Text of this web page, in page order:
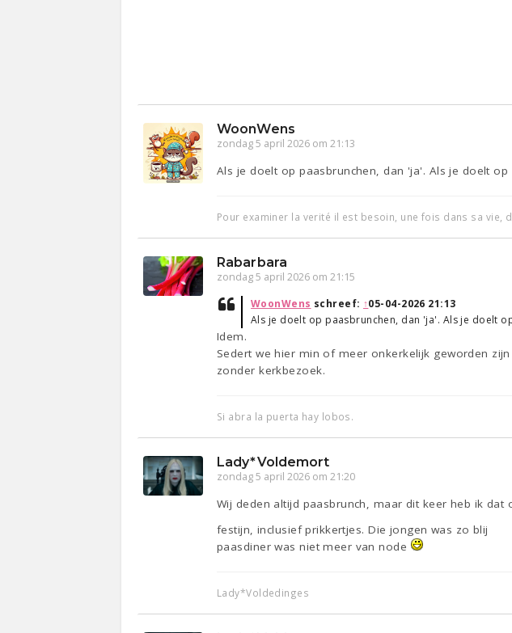
WoonWens
zondag 5 april 2026 om 21:13
Als je doelt op paasbrunchen, dan 'ja'. Als je doelt
Pour examiner la verité il est besoin, une fois dans sa
Rabarbara
zondag 5 april 2026 om 21:15
WoonWens schreef: ↑05-04-2026 21:13
Als je doelt op paasbrunchen, dan 'ja'. Als je doelt
Idem.
Sedert we hier min of meer onkerkelijk geworden
zonder kerkbezoek.
Si abra la puerta hay lobos.
Lady*Voldemort
zondag 5 april 2026 om 21:20
Wij deden altijd paasbrunch, maar dit keer heb ik
festijn, inclusief prikkertjes. Die jongen was zo blij
paasdiner was niet meer van node
Lady*Voldedinges